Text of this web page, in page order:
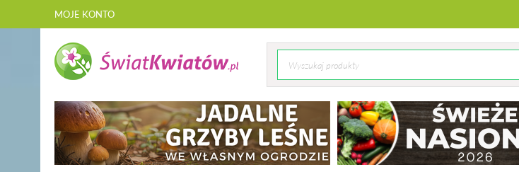
MOJE KONTO